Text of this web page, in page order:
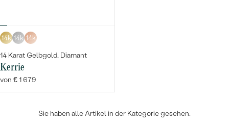
14k 14k 14k
14 Karat Gelbgold, Diamant
Kerrie
von € 1 679
Sie haben alle Artikel in der Kategorie gesehen.